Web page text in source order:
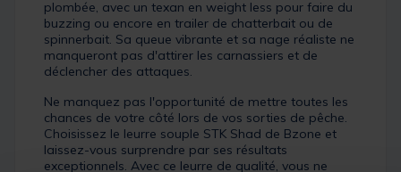
plombée, avec un texan en weight less pour faire du
buzzing ou encore en trailer de chatterbait ou de
spinnerbait. Sa queue vibrante et sa nage réaliste ne
manqueront pas d'attirer les carnassiers et de
déclencher des attaques.
Ne manquez pas l'opportunité de mettre toutes les
chances de votre côté lors de vos sorties de pêche.
Choisissez le leurre souple STK Shad de Bzone et
laissez-vous surprendre par ses résultats
exceptionnels. Avec ce leurre de qualité, vous ne